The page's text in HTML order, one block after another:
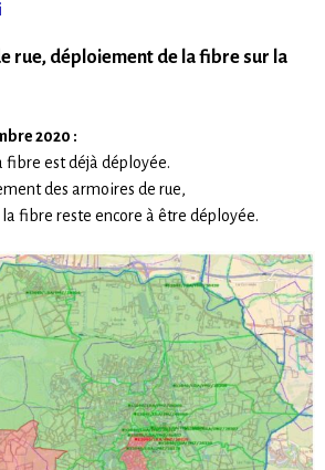
rue, déploiement de la fibre sur la
2020 :
fibre est déjà déployée.
des armoires de rue,
la fibre reste encore à être déployée.